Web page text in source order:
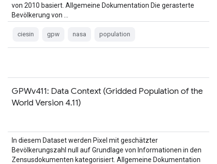
von 2010 basiert. Allgemeine Dokumentation Die gerasterte
Bevölkerung von …
ciesin gpw nasa population
GPWv411: Data Context (Gridded Population of the
World Version 4.11)
In diesem Dataset werden Pixel mit geschätzter
Bevölkerungszahl null auf Grundlage von Informationen in den
Zensusdokumenten kategorisiert. Allgemeine Dokumentation